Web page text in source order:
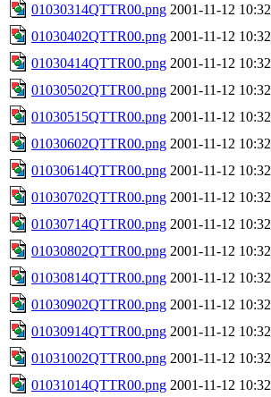
01030314QTTR00.png 2001-11-12 10:32
01030402QTTR00.png 2001-11-12 10:32
01030414QTTR00.png 2001-11-12 10:32
01030502QTTR00.png 2001-11-12 10:32
01030515QTTR00.png 2001-11-12 10:32
01030602QTTR00.png 2001-11-12 10:32
01030614QTTR00.png 2001-11-12 10:32
01030702QTTR00.png 2001-11-12 10:32
01030714QTTR00.png 2001-11-12 10:32
01030802QTTR00.png 2001-11-12 10:32
01030814QTTR00.png 2001-11-12 10:32
01030902QTTR00.png 2001-11-12 10:32
01030914QTTR00.png 2001-11-12 10:32
01031002QTTR00.png 2001-11-12 10:32
01031014QTTR00.png 2001-11-12 10:32